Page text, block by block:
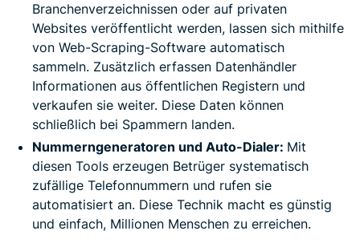
Branchenverzeichnissen oder auf privaten
Websites veröffentlicht werden, lassen sich mithilfe
von Web-Scraping-Software automatisch
sammeln. Zusätzlich erfassen Datenhändler
Informationen aus öffentlichen Registern und
verkaufen sie weiter. Diese Daten können
schließlich bei Spammern landen.
Nummerngeneratoren und Auto-Dialer: Mit
diesen Tools erzeugen Betrüger systematisch
zufällige Telefonnummern und rufen sie
automatisiert an. Diese Technik macht es günstig
und einfach, Millionen Menschen zu erreichen.